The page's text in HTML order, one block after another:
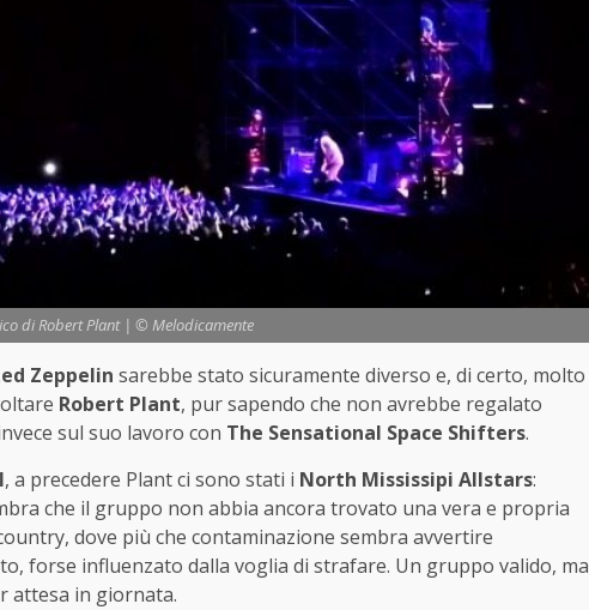
di Robert Plant | © Melodicamente
Zeppelin sarebbe stato sicuramente diverso e, di certo, molto
Robert Plant, pur sapendo che non avrebbe regalato
sul suo lavoro con The Sensational Space Shifters.
, a precedere Plant ci sono stati i North Mississipi Allstars:
che il gruppo non abbia ancora trovato una vera e propria
dove più che contaminazione sembra avvertire
forse influenzato dalla voglia di strafare. Un gruppo valido, ma
attesa in giornata.